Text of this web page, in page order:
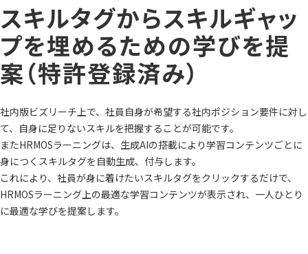
スキルタグからスキルギャッ
プを埋めるための学びを提
案（特許登録済み）
社内版ビズリーチ上で、社員自身が希望する社内ポジション要件に対し
て、自身に足りないスキルを把握することが可能です。
またHRMOSラーニングは、生成AIの搭載により学習コンテンツごとに
身につくスキルタグを自動生成、付与します。
これにより、社員が身に着けたいスキルタグをクリックするだけで、
HRMOSラーニング上の最適な学習コンテンツが表示され、一人ひとり
に最適な学びを提案します。